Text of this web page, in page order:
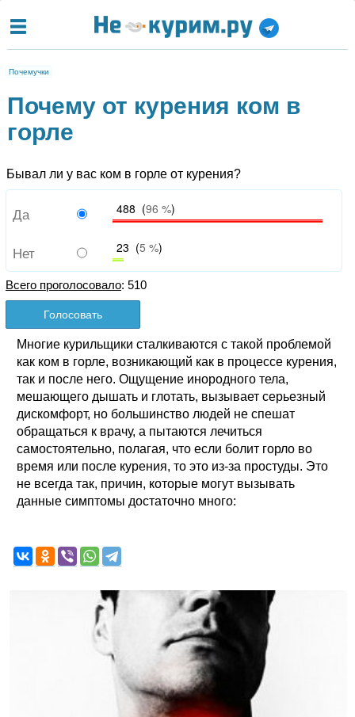
Почемучки
Почему от курения ком в
горле
Бывал ли у вас ком в горле от курения?
Да 488 (96 %)
Нет 23 (5 %)
Всего проголосовало: 510
Многие курильщики сталкиваются с такой проблемой
как ком в горле, возникающий как в процессе курения,
так и после него. Ощущение инородного тела,
мешающего дышать и глотать, вызывает серьезный
дискомфорт, но большинство людей не спешат
обращаться к врачу, а пытаются лечиться
самостоятельно, полагая, что если болит горло во
время или после курения, то это из-за простуды. Это
не всегда так, причин, которые могут вызывать
данные симптомы достаточно много: